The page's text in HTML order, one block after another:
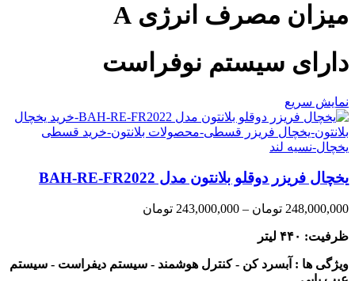
میزان مصرف انرژی A
دارای سیستم نوفراست
نمایش سریع
یخچال فریزر دوقلو بلانتون مدل BAH-RE-FR2022
248,000,000 تومان –
243,000,000 تومان
248,000,000 تومان
ظرفیت: ۴۴۰ لیتر
ویژگی ها : آبسرد کن - کنترل هوشمند - سیستم دیفراست - سیستم